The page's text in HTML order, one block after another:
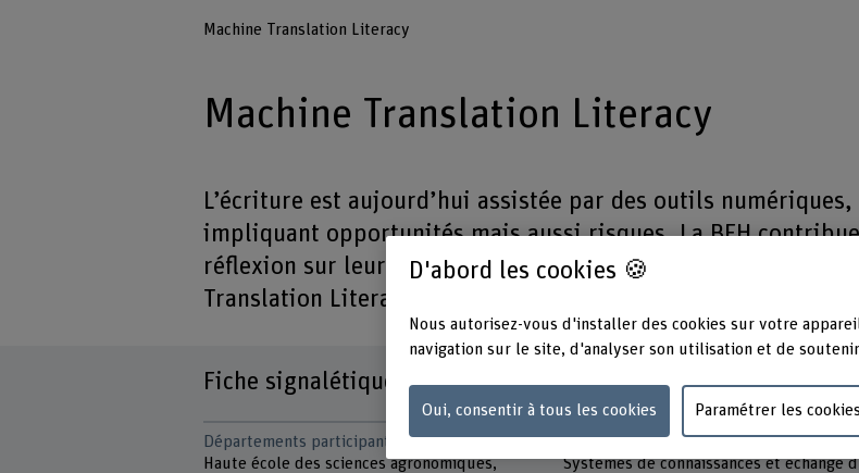
Machine Translation Literacy
Machine Translation Literacy
L’écriture est aujourd’hui assistée par des outils numériques,
impliquant opportunités mais aussi risques. La BFH
réflexion sur leur utilisation à travers le sous-projet Machine
Translation Literacy, partie du projet DigLit.
Fiche signalétique
Départements participants
Haute école des sciences agronomiques,
Unité(s) de recherche
Systèmes de connaissances et échange
D'abord les cookies 🍪
Nous autorisez-vous d'installer des cookies sur votre
navigation sur le site, d'analyser son utilisation et de
Oui, consentir à tous les cookies Paramétrer les cookies